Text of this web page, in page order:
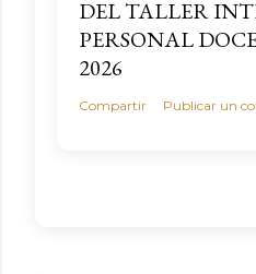
DEL TALLER
PERSONAL
2026
Compartir Publicar un